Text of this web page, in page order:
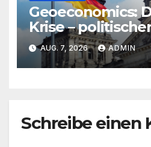
Geoeconomics:
Krise –
AUG. 7, 2026 ADMIN
Schreibe einen